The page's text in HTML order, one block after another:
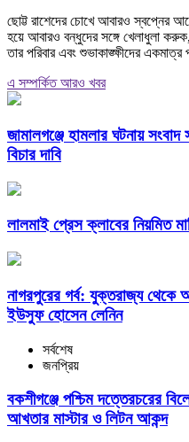
ছোট্ট রাশেদের চোখে আবারও স্বপ্নের
হয়ে আবারও বন্ধুদের সঙ্গে খেলাধুলা
তার পরিবার এবং শুভাকাঙ্ক্ষীদের একমাত্র
এ সম্পর্কিত আরও খবর
জামালগঞ্জে হামলার ঘটনায়
বিচার দাবি
লালমাই প্রেস ক্লাবের নিয়মিত
নাগরপুরের গর্ব: যুক্তরাজ্য থেকে
ইউসুফ হোসেন লেনিন
সর্বশেষ
জনপ্রিয়
বকশীগঞ্জে পশ্চিম দত্তেরচরের
আখতার মাস্টার ও লিটন আকন্দ